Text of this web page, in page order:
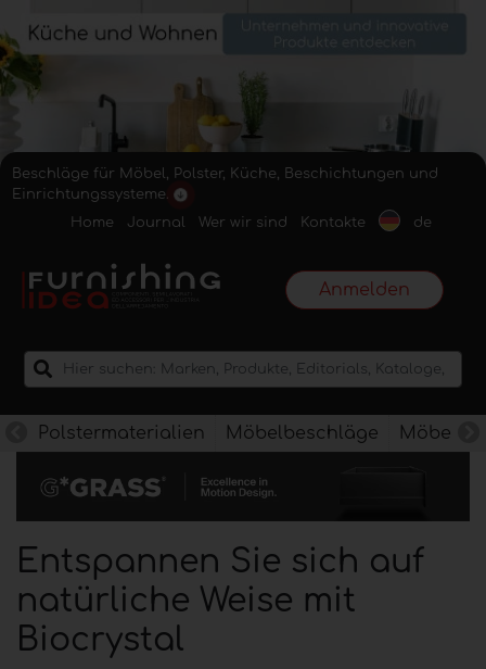
Beschläge für Möbel, Polster, Küche, Beschichtungen und
Einrichtungssysteme.
Home
Journal Wer wir sind Kontakte de
Anmelden
Polstermaterialien Möbelbeschläge
Entspannen Sie sich auf
natürliche Weise mit
Biocrystal